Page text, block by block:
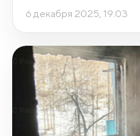
6 декабря 2025, 19:03